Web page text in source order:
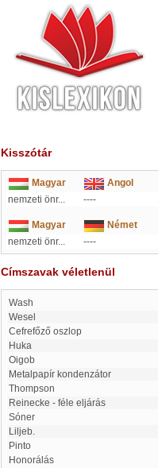
Kisszótár
Magyar
Angol
nemzeti önr...
----
Magyar
Német
nemzeti önr...
----
Címszavak véletlenül
Wash
Wesel
Cefrefőző oszlop
huka
Oigob
metalpapír kondenzátor
Thompson
Reinecke - féle eljárás
Sóner
Liljeb.
Pinto
Honorálás